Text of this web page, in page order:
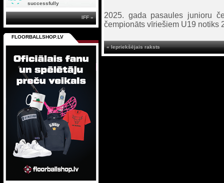
2025. gada pasaules junioru
čempionāts vīriešiem U19 notiks
« Iepriekšējais raksts
successfully
IFF »
FLOORBALLSHOP.LV